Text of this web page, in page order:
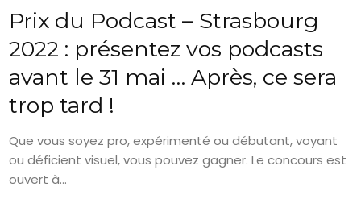
Prix du Podcast – Strasbourg
2022 : présentez vos podcasts
avant le 31 mai … Après, ce sera
trop tard !
Que vous soyez pro, expérimenté ou débutant, voyant
ou déficient visuel, vous pouvez gagner. Le concours est
ouvert à...